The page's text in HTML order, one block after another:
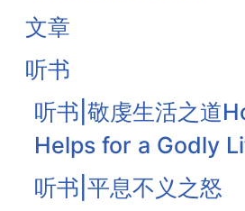
文章
听书
听书|敬虔生活之道
Helps for a Godly
听书|平息不义之怒